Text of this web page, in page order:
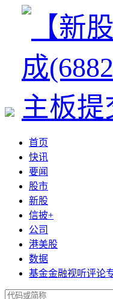
首页
快讯
要闻
股市
新股
信披+
公司
港美股
数据
基金金融视听评论